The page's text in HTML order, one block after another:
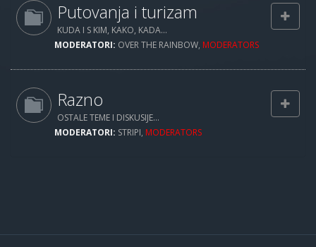
Putovanja i turizam
KUDA I S KIM, KAKO, KADA...
MODERATORI: OVER THE RAINBOW, MODERATORS
Razno
OSTALE TEME I DISKUSIJE...
MODERATORI: STRIPI, MODERATORS